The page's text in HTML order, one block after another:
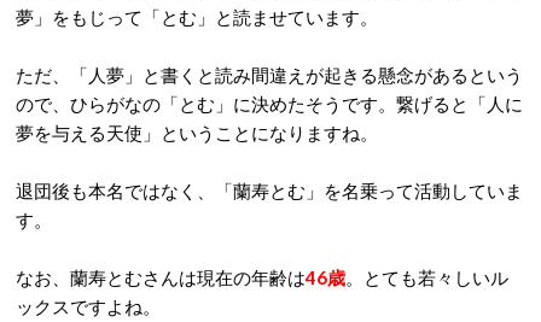
夢」をもじって「とむ」と読ませています。
ただ、「人夢」と書くと読み間違えが起きる懸念があるという
ので、ひらがなの「とむ」に決めたそうです。繋げると「人に
夢を与える天使」ということになりますね。
退団後も本名ではなく、「蘭寿とむ」を名乗って活動していま
す。
なお、蘭寿とむさんは現在の年齢は46歳。とても若々しいル
ックスですよね。